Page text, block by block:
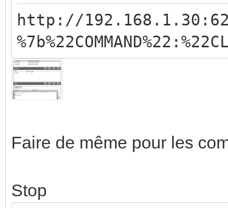
http://
Faire de même pour les
Stop